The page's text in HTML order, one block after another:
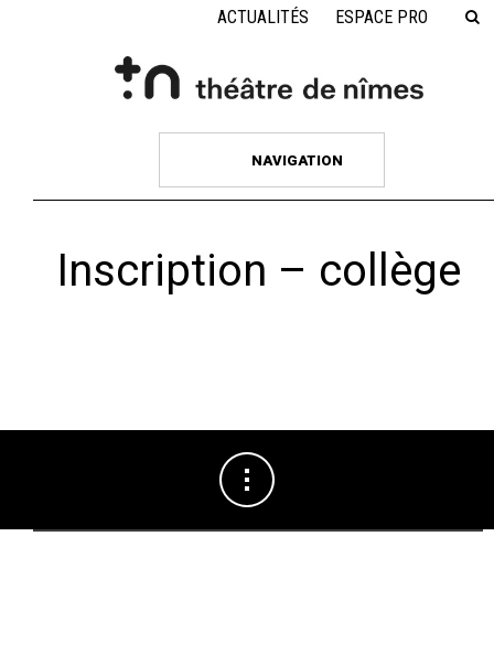
ACTUALITÉS ESPACE PRO
NAVIGATION
Inscription – collège